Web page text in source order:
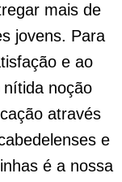
mais de
jovens. Para
e ao
noção
através
e
é a nossa